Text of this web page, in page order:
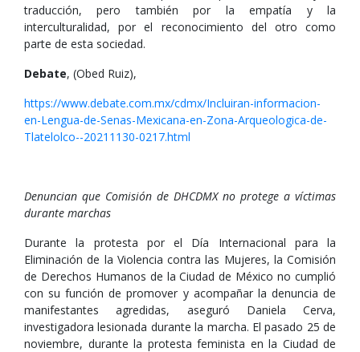
traducción, pero también por la empatía y la
interculturalidad, por el reconocimiento del otro como
parte de esta sociedad.
Debate, (Obed Ruiz),
https://www.debate.com.mx/cdmx/Incluiran-informacion-
en-Lengua-de-Senas-Mexicana-en-Zona-Arqueologica-de-
Tlatelolco--20211130-0217.html
Denuncian que Comisión de DHCDMX no protege a víctimas
durante marchas
Durante la protesta por el Día Internacional para la
Eliminación de la Violencia contra las Mujeres, la Comisión
de Derechos Humanos de la Ciudad de México no cumplió
con su función de promover y acompañar la denuncia de
manifestantes agredidas, aseguró Daniela Cerva,
investigadora lesionada durante la marcha. El pasado 25 de
noviembre, durante la protesta feminista en la Ciudad de